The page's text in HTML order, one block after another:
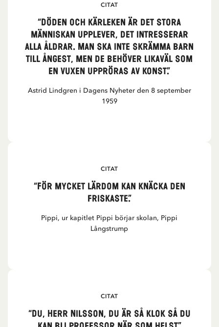
CITAT
“Döden och kärleken är det stora
människan upplever, det intresserar
alla åldrar. Man ska inte skrämma barn
till ångest, men de behöver likaväl som
en vuxen uppröras av konst.”
Astrid Lindgren i Dagens Nyheter den 8 september
1959
CITAT
“För mycket lärdom kan knäcka den
friskaste.”
Pippi, ur kapitlet Pippi börjar skolan, Pippi
Långstrump
CITAT
“Du, Herr Nilsson, du är så klok så du